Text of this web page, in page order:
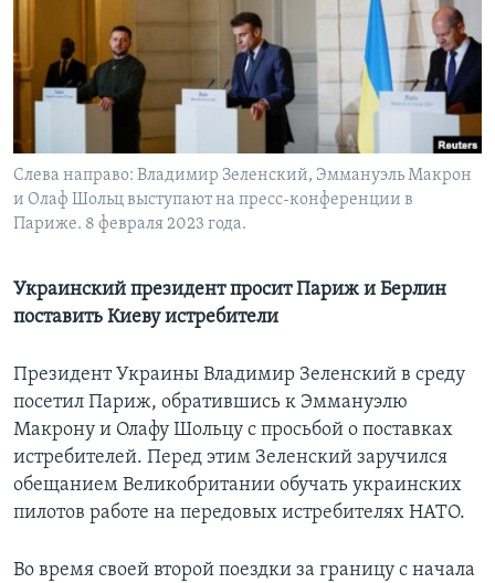
Learning English
СОЦИАЛЬНЫЕ СЕТИ
Языки
Слева направо: Владимир Зеленский, Эммануэль Макрон
и Олаф Шольц выступают на пресс-конференции в
Париже. 8 февраля 2023 года.
Украинский президент просит Париж и Берлин
поставить Киеву истребители
Президент Украины Владимир Зеленский в среду
посетил Париж, обратившись к Эммануэлю
Макрону и Олафу Шольцу с просьбой о поставках
истребителей. Перед этим Зеленский заручился
обещанием Великобритании обучать украинских
пилотов работе на передовых истребителях НАТО.
Во время своей второй поездки за границу с начала